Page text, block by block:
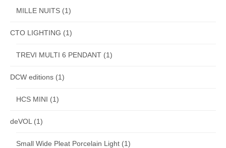
MILLE NUITS (1)
CTO LIGHTING (1)
TREVI MULTI 6 PENDANT (1)
DCW editions (1)
HCS MINI (1)
deVOL (1)
Small Wide Pleat Porcelain Light (1)